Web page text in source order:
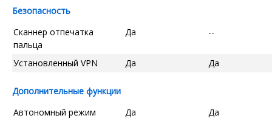
Безопасность
Сканнер отпечатка
пальца
Да --
Установленный VPN Да Да
Дополнительные функции
Автономный режим
Да Да